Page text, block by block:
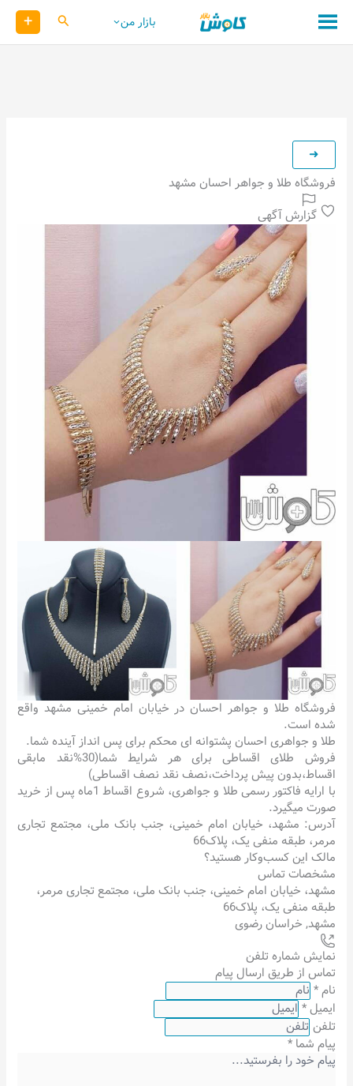
محتوا
بازار من کاوش +
فروشگاه طلا و جواهر احسان مشهد
گزارش آگهی
فروشگاه طلا و جواهر احسان در خیابان امام خمینی مشهد واقع
شده است.
طلا و جواهری احسان پشتوانه ای محکم برای پس انداز آینده شما.
فروش طلای اقساطی برای هر شرایط شما(30%نقد مابقی
اقساط،بدون پیش پرداخت،نصف نقد نصف اقساطی)
با ارایه فاکتور رسمی طلا و جواهری، شروع اقساط 1ماه پس از خرید
صورت میگیرد.
آدرس: مشهد، خیابان امام خمینی، جنب بانک ملی، مجتمع تجاری
مرمر، طبقه منفی یک، پلاک66
مالک این کسب‌وکار هستید؟
مشخصات تماس
مشهد، خیابان امام خمینی، جنب بانک ملی، مجتمع تجاری مرمر،
طبقه منفی یک، پلاک66
مشهد, خراسان رضوی
نمایش شماره تلفن
تماس از طریق ارسال پیام
نام*
ایمیل*
تلفن
پیام شما*